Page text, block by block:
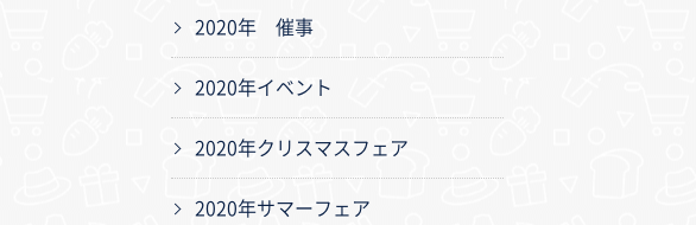
2020年 催事
2020年イベント
2020年クリスマスフェア
2020年サマーフェア